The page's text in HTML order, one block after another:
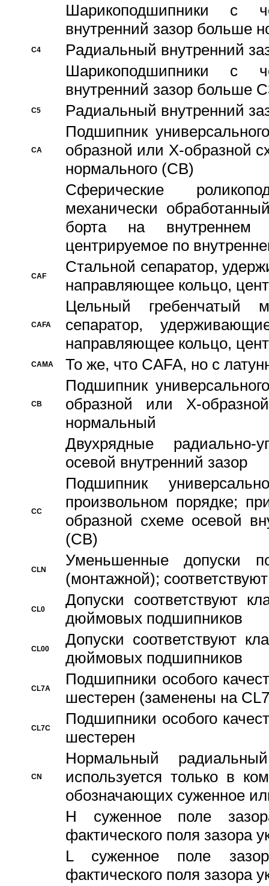
Шарикоподшипники с
внутренний зазор больше
C4
Pадиальный внутренний
Шарикоподшипники с
внутренний зазор больше
C5 Pадиальный внутренний
CA
Подшипник
образной или Х-образной
нормального (CB)
Сферические
механически
борта на внутреннем
центрируемое по
CAF
Стальной сепаратор,
направляющее кольцо,
CAFA
Цельный гребенчатый
сепаратор,
направляющее кольцо,
CAMA То же, что CAFA, но с
CB
Подшипник
образной или Х-
нормальный
Двухрядные радиально-
осевой внутренний зазор
CC
Подшипник
произвольном порядке;
образной схеме осевой
(CB)
CLN
Уменьшенные
(монтажной);
CL0
Допуски соответствуют
дюймовых подшипников
CL00
Допуски соответствуют
дюймовых подшипников
CL7A
Подшипники особого
шестерен (заменены на
CL7C
Подшипники особого
шестерен
CN
Hормальный
используется только в
обозначающих суженное
H суженное поле
фактического поля зазора
L суженное поле
фактического поля зазора